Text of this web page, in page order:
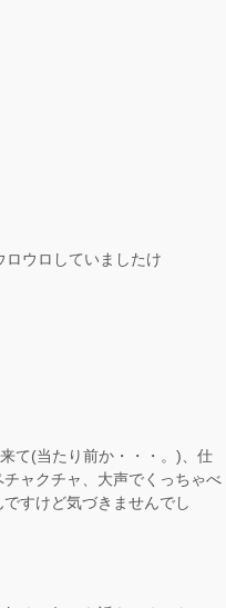
ウロしていましたけ
て(当たり前か・・・。)、仕
ャクチャ、大声でくっちゃべ
すけど気づきませんでし